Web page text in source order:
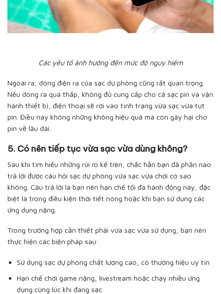
Các yếu tố ảnh hưởng đến mức độ nguy hiểm
Ngoài ra, dòng điện ra của sạc dự phòng cũng rất quan trọng.
Nếu dòng ra quá thấp, không đủ cung cấp cho cả sạc pin và vận
hành thiết bị, điện thoại sẽ rơi vào tình trạng vừa sạc vừa tụt
pin. Điều này không những không hiệu quả mà còn gây hại cho
pin về lâu dài.
5. Có nên tiếp tục vừa sạc vừa dùng không?
Sau khi tìm hiểu những rủi ro kể trên, chắc hẳn bạn đã phần nào
trả lời được câu hỏi sạc dự phòng vừa sạc vừa chơi có sao
không. Câu trả lời là bạn nên hạn chế tối đa hành động này, đặc
biệt là trong điều kiện thời tiết nóng hoặc khi bạn sử dụng các
ứng dụng nặng.
Trong trường hợp cần thiết phải vừa sạc vừa sử dụng, bạn nên
thực hiện các biện pháp sau:
Sử dụng sạc dự phòng chất lượng cao, có thương hiệu uy tín
Hạn chế chơi game nặng, livestream hoặc chạy nhiều ứng
dụng cùng lúc khi đang sạc